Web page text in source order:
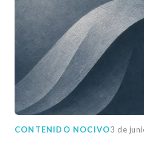
CONTENIDO NOCIVO3 de